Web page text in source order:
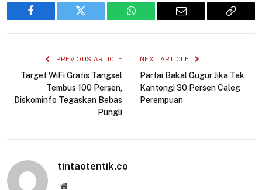
Facebook Twitter WhatsApp Email
Copy
PREVIOUS ARTICLE
Target WiFi Gratis Tangsel
Tembus 100 Persen,
Diskominfo Tegaskan Bebas
Pungli
NEXT ARTICLE
Partai Bakal Gugur Jika Tak
Kantongi 30 Persen Caleg
Perempuan
tintaotentik.co
Website